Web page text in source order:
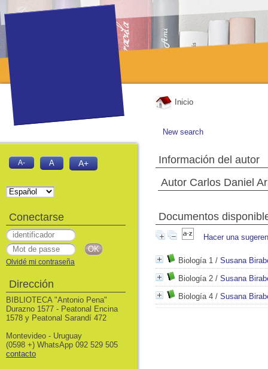
Inicio
New search
Información del autor
Autor Carlos Daniel
Documentos
Hacer una
Biología 1 / Susana
Biología 2 / Susana
Biología 4 / Susana
A- A A+
Conectarse
Olvidé mi contraseña
Dirección
BIBLIOTECA "Antonio Pena"
Durazno 1577 - Peatonal Encina
1578 y Peatonal Sarandí 472
Montevideo - Uruguay
(0598 +) WhatsApp 092 529 505
contacto